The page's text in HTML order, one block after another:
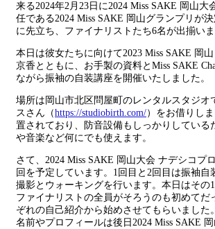
来る2024年2月23日に2024 Miss SAKE 岡山大
任である2024 Miss SAKE 岡山グランプリが
に先立ち、ファイナリストたち6名が出揃いま
本日は彼女たちに向けて2023 Miss SAKE 岡
京香とともに、お手製の資料とMiss SAKE
ながら振袖の自装講座を開催いたしました。
場所は岡山市北区問屋町のレンタルスタジオ
スさん（https://studiobirth.com/）をお借りし
置されており、防音設備もしっかりしている
や音楽など何にでも使えます。
さて、2024 Miss SAKE 岡山大会 ナデシコプ
回を予定しています。1回目と2回目は振袖自
撮影とウォーキングを行います。本日はその
ファイナリストの全員がそろうのも初めてだ
ぞれの自己紹介から始めさせてもらいました
名前やプロフィールは後日2024 Miss SAKE